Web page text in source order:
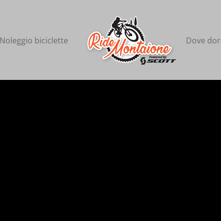
Noleggio biciclette Dove